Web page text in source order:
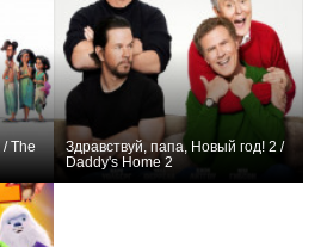
The
Здравствуй, папа, Новый год! 2 /
Daddy's Home 2